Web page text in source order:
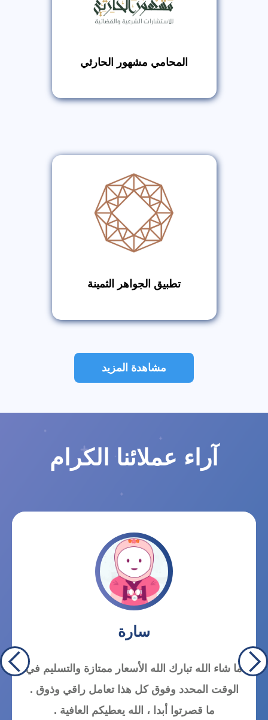
المحامي مشهور الحارثي
تطبيق الجواهر الثمينة
مشاهدة المزيد
آراء عملائنا الكرام
سارة
ما شاء الله تبارك الله الأسعار ممتازة والتسليم في
الوقت المحدد وفوق كل هذا تعامل راقي وذوق .
ما قصرتوا أبدا ، الله يعطيكم العافية .